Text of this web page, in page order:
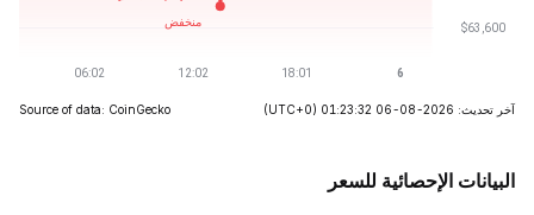
آخر تحديث: 2026-08-06 01:23:32 (UTC+0)
Source of data: CoinGecko
البيانات الإحصائية للسعر